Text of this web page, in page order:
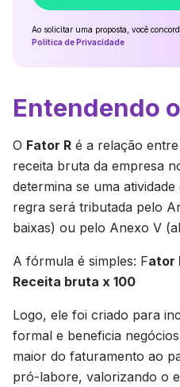
Ao solicitar uma proposta, você
Política de Privacidade
Entendendo
O Fator R é a relação
receita bruta da empresa
determina se uma
regra será tributada pelo
baixas) ou pelo Anexo V
A fórmula é simples: Fator
Receita bruta x 100
Logo, ele foi criado para
formal e beneficia
maior do faturamento ao
pró-labore, valorizando o